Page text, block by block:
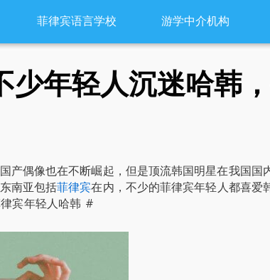
菲律宾语言学校 游学中介机构
少年轻人沉迷哈韩
产偶像也在不断崛起，但是顶流韩国明星在我国国
南亚包括菲律宾在内，不少的菲律宾年轻人都喜爱
宾年轻人哈韩 #